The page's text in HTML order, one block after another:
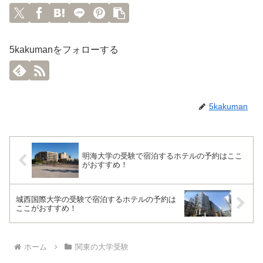
5kakumanをフォローする
5kakuman
明海大学の受験で宿泊するホテルの予約はここ
がおすすめ！
城西国際大学の受験で宿泊するホテルの予約は
ここがおすすめ！
ホーム 関東の大学受験